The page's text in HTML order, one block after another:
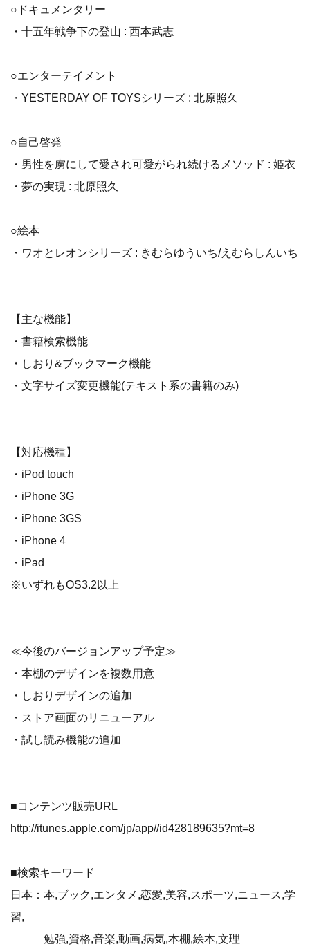
○ドキュメンタリー
・十五年戦争下の登山 : 西本武志
○エンターテイメント
・YESTERDAY OF TOYSシリーズ : 北原照久
○自己啓発
・男性を虜にして愛され可愛がられ続けるメソッド : 姫衣
・夢の実現 : 北原照久
○絵本
・ワオとレオンシリーズ : きむらゆういち/えむらしんいち
【主な機能】
・書籍検索機能
・しおり&ブックマーク機能
・文字サイズ変更機能(テキスト系の書籍のみ)
【対応機種】
・iPod touch
・iPhone 3G
・iPhone 3GS
・iPhone 4
・iPad
※いずれもOS3.2以上
≪今後のバージョンアップ予定≫
・本棚のデザインを複数用意
・しおりデザインの追加
・ストア画面のリニューアル
・試し読み機能の追加
■コンテンツ販売URL
http://itunes.apple.com/jp/app//id428189635?mt=8
■検索キーワード
日本：本,ブック,エンタメ,恋愛,美容,スポーツ,ニュース,学
習,
勉強,資格,音楽,動画,病気,本棚,絵本,文理